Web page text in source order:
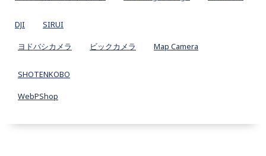
DJI SIRUI
ヨドバシカメラ ビックカメラ Map Camera
SHOTENKOBO
WebPShop